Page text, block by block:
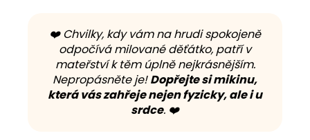
❤️ Chvilky, kdy vám na hrudi spokojeně
odpočívá milované děťátko, patří v
mateřství k těm úplně nejkrásnějším.
Nepropásněte je!Dopřejte si mikinu,
která vás zahřeje nejen fyzicky, ale i u
srdce. ❤️